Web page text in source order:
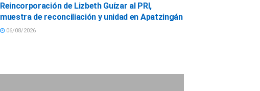
Reincorporación de Lizbeth Guízar al PRI,
muestra de reconciliación y unidad en Apatzingán
06/08/2026